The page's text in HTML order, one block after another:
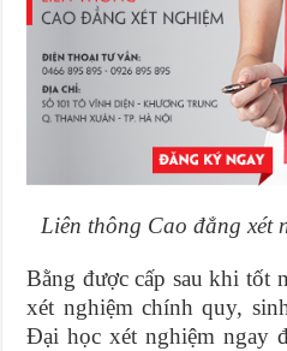
Liên thông Cao đẳng xét
Bằng được cấp sau khi tốt
xét nghiệm chính quy,
Đại học xét nghiệm ngay